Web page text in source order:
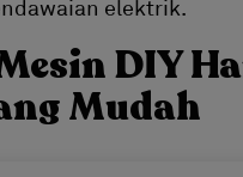
elektrik.
DIY
Mudah